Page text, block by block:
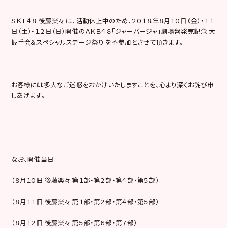
ＳＫＥ４８ 後藤楽々 は、活動休止中のため、２０１８年８月１０日（金）・１１
日（土）・１２日（日）開催のＡＫＢ４８「ジャーバージャ」劇場盤発売記念 大
握手会＆スペシャルステージ祭り を不参加とさせて頂きます。
お客様には多大なご迷惑をおかけいたしますことを、心より深くお詫び申
しあげます。
なお、開催当日
（８月１０日 後藤楽々 第１部・第２部・第４部・第５部）
（８月１１日 後藤楽々 第１部・第２部・第４部・第５部）
（８月１２日 後藤楽々 第５部・第６部・第７部）